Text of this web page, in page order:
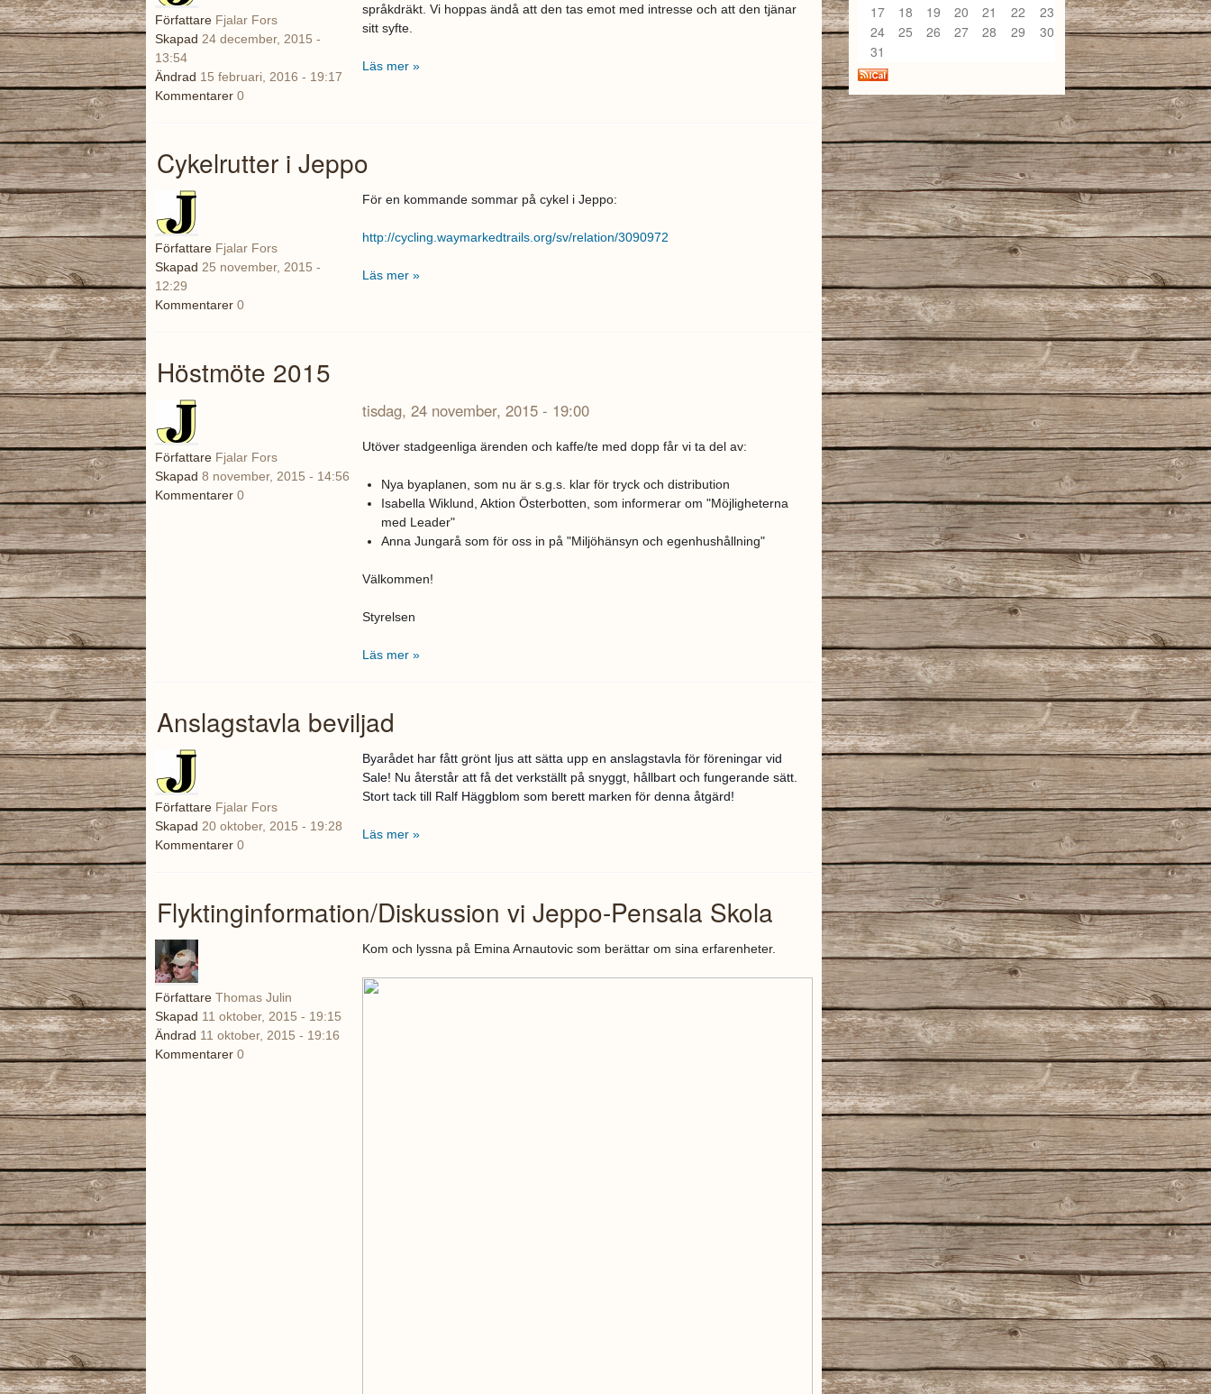
Författare Fjalar Fors
Skapad 24 december, 2015 -
13:54
Ändrad 15 februari, 2016 - 19:17
Kommentarer 0
språkdräkt. Vi hoppas ändå att den tas emot med intresse och att den tjänar
sitt syfte.
Läs mer »
Cykelrutter i Jeppo
Författare Fjalar Fors
Skapad 25 november, 2015 -
12:29
Kommentarer 0
För en kommande sommar på cykel i Jeppo:
http://cycling.waymarkedtrails.org/sv/relation/3090972
Läs mer »
Höstmöte 2015
Författare Fjalar Fors
Skapad 8 november, 2015 - 14:56
Kommentarer 0
tisdag, 24 november, 2015 - 19:00
Utöver stadgeenliga ärenden och kaffe/te med dopp får vi ta del av:
Nya byaplanen, som nu är s.g.s. klar för tryck och distribution
Isabella Wiklund, Aktion Österbotten, som informerar om "Möjligheterna
med Leader"
Anna Jungarå som för oss in på "Miljöhänsyn och egenhushållning"
Välkommen!
Styrelsen
Läs mer »
Anslagstavla beviljad
Författare Fjalar Fors
Skapad 20 oktober, 2015 - 19:28
Kommentarer 0
Byarådet har fått grönt ljus att sätta upp en anslagstavla för föreningar vid
Sale! Nu återstår att få det verkställt på snyggt, hållbart och fungerande sätt.
Stort tack till Ralf Häggblom som berett marken för denna åtgärd!
Läs mer »
Flyktinginformation/Diskussion vi Jeppo-Pensala Skola
Författare Thomas Julin
Skapad 11 oktober, 2015 - 19:15
Ändrad 11 oktober, 2015 - 19:16
Kommentarer 0
Kom och lyssna på Emina Arnautovic som berättar om sina erfarenheter.
17
18 19 20 21 22
23
24
25 26 27 28 29
30
31